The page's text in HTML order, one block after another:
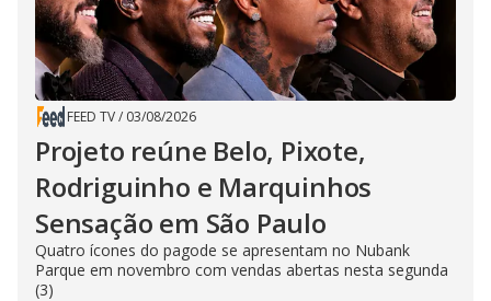
FEED TV/ 03/08/2026
Projeto reúne Belo, Pixote,
Rodriguinho e Marquinhos
Sensação em São Paulo
Quatro ícones do pagode se apresentam no Nubank
Parque em novembro com vendas abertas nesta segunda
(3)